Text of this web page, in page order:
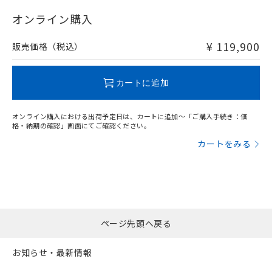
在庫等で未対応品が混在する可能性があります。
問い合わせください。
オンライン購入
販売価格（税込） ¥ 119,900
カートに追加
オンライン購入における出荷予定日は、カートに追加～「ご購入手続き：価
格・納期の確認」画面にてご確認ください。
カートをみる
ページ先頭へ戻る
お知らせ・最新情報